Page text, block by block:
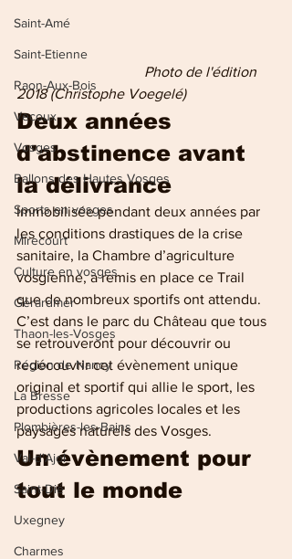
Saint-Amé
Saint-Etienne
Raon-Aux-Bois
Vecoux
Vosges
Ballons des Hautes Vosges
Sports en vosges
Mirecourt
Culture en vosges
Gérardmer
Thaon-les-Vosges
Région de Nancy
La Bresse
Plombières-les-Bains
Val-d'Ajol
Saint-Dié
Uxegney
Charmes
   Photo de l'édition
2018 (Christophe Voegelé)
Deux années
d'abstinence avant
la délivrance
Immobilisée pendant deux années par
les conditions drastiques de la crise
sanitaire, la Chambre d’agriculture
vosgienne, a remis en place ce Trail
que de nombreux sportifs ont attendu.
C’est dans le parc du Château que tous
se retrouveront pour découvrir ou
redécouvrir cet évènement unique
original et sportif qui allie le sport, les
productions agricoles locales et les
paysages naturels des Vosges.
Un évènement pour
tout le monde